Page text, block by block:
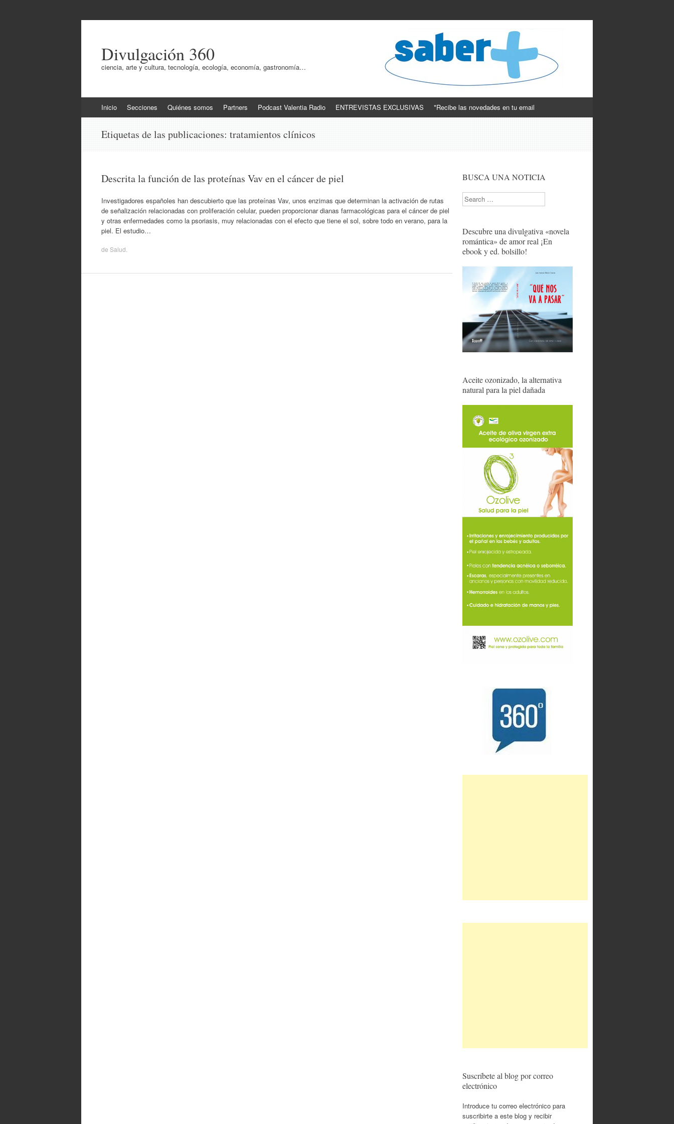
Divulgación 360
ciencia, arte y cultura, tecnología, ecología, economía, gastronomía…
al
Inicio Secciones Quiénes somos Partners Podcast Valentia Radio ENTREVISTAS EXCLUSIVAS *Recibe las novedades en tu email
Etiquetas de las publicaciones: tratamientos clínicos
Descrita la función de las proteínas Vav en el cáncer de piel
Investigadores españoles han descubierto que las proteínas Vav, unos enzimas que determinan la activación de rutas
de señalización relacionadas con proliferación celular, pueden proporcionar dianas farmacológicas para el cáncer de piel
y otras enfermedades como la psoriasis, muy relacionadas con el efecto que tiene el sol, sobre todo en verano, para la
piel. El estudio…
de Salud
BUSCA UNA NOTICIA
Search
Descubre una divulgativa «novela
romántica» de amor real ¡En
ebook y ed. bolsillo!
Aceite ozonizado, la alternativa
natural para la piel dañada
Suscríbete al blog por correo
electrónico
Introduce tu correo electrónico para
suscribirte a este blog y recibir